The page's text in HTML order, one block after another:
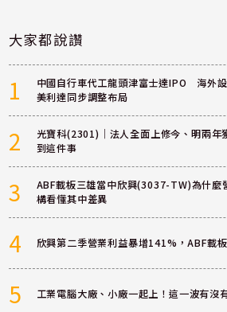
大家都說讚
1
中國自行車代工龍頭津富士達IPO 海外
美利達同步調整布局
2
光寶科(2301)｜法人全面上修今、明兩年
到這件事
3
ABF載板三雄當中欣興(3037-TW)為什麼
構看懂其中差異
4 欣興第二季營業利益暴增141%，ABF載
5 工業電腦大廠、小廠一起上！這一波有沒